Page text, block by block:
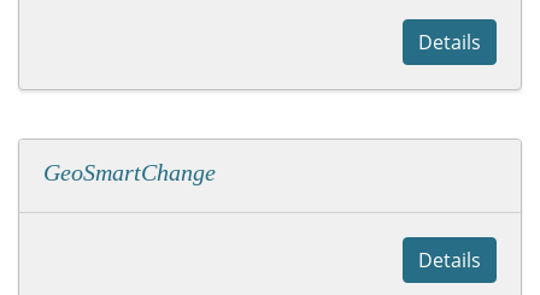
Details
GeoSmartChange
Details